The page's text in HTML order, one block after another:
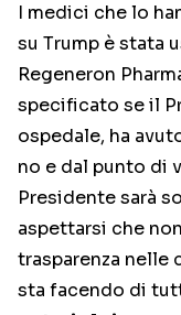
I medici che lo
su Trump è stata
Regeneron
specificato se il
ospedale, ha
no e dal punto di
Presidente sarà
aspettarsi che
trasparenza nelle
sta facendo di